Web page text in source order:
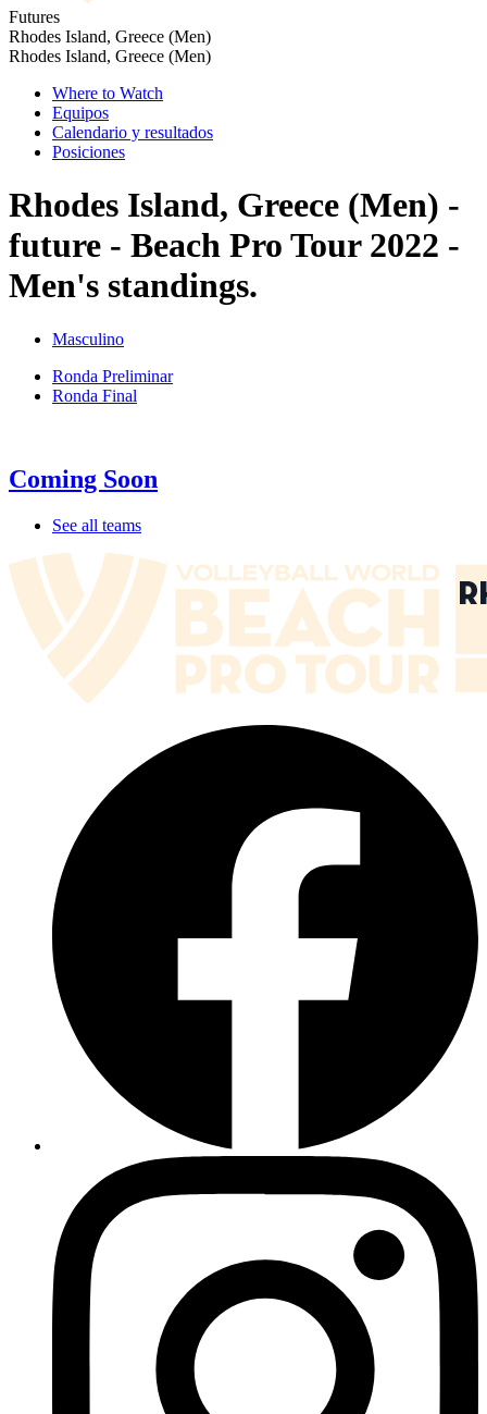
Futures
Rhodes Island, Greece (Men)
Rhodes Island, Greece (Men)
Where to Watch
Equipos
Calendario y resultados
Posiciones
Rhodes Island, Greece (Men) -
future - Beach Pro Tour 2022 -
Men's standings.
Masculino
Ronda Preliminar
Ronda Final
Coming Soon
See all teams